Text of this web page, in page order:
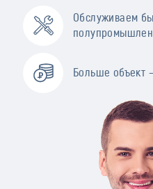
Обслуживаем
Больше объект